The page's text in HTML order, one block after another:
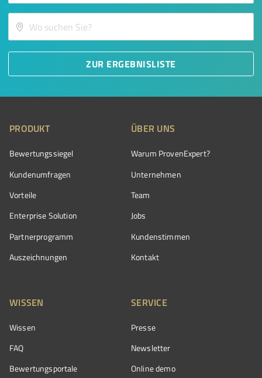
ZUR ERGEBNISLISTE
PRODUKT
Bewertungssiegel
Kundenumfragen
Vorteile
Enterprise Solution
Partnerprogramm
Auszeichnungen
ÜBER UNS
Warum ProvenExpert?
Unternehmen
Team
Jobs
Kundenstimmen
Kontakt
WISSEN
Wissen
FAQ
Bewertungsportale
SERVICE
Presse
Newsletter
Online demo